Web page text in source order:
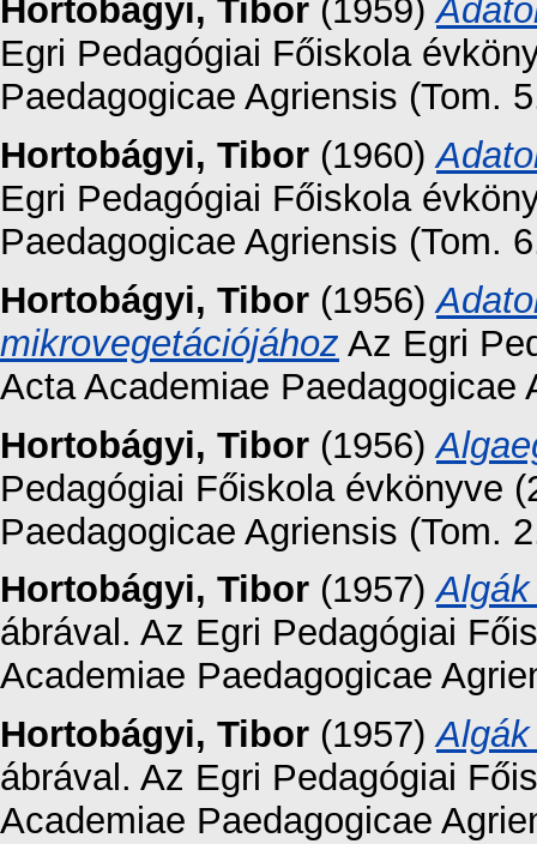
Hortobágyi, Tibor (1959)
Egri Pedagógiai Főiskola
Paedagogicae Agriensis (Tom.
Hortobágyi, Tibor (1960)
Egri Pedagógiai Főiskola
Paedagogicae Agriensis (Tom.
Hortobágyi, Tibor (1956)
mikrovegetációjához Az Egri
Acta Academiae Paedagogicae
Hortobágyi, Tibor (1956)
Pedagógiai Főiskola évkönyve
Paedagogicae Agriensis (Tom.
Hortobágyi, Tibor (1957)
ábrával. Az Egri Pedagógiai
Academiae Paedagogicae
Hortobágyi, Tibor (1957)
ábrával. Az Egri Pedagógiai
Academiae Paedagogicae